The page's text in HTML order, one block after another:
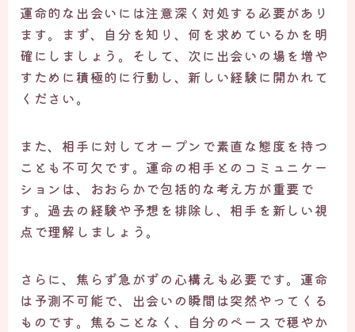
運命的な出会いには注意深く対処する必要があり
ます。まず、自分を知り、何を求めているかを明
確にしましょう。そして、次に出会いの場を増や
すために積極的に行動し、新しい経験に開かれて
ください。
また、相手に対してオープンで素直な態度を持つ
ことも不可欠です。運命の相手とのコミュニケー
ションは、おおらかで包括的な考え方が重要で
す。過去の経験や予想を排除し、相手を新しい視
点で理解しましょう。
さらに、焦らず急がずの心構えも必要です。運命
は予測不可能で、出会いの瞬間は突然やってくる
ものです。焦ることなく、自分のペースで穏やか